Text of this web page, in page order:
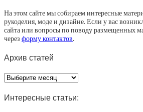
На этом сайте мы собираем интересные
рукоделия, моде и дизайне. Если у вас
сайта или вопросы по поводу размещенных
через форму контактов.
Архив статей
Архив
статей
Интересные статьи: